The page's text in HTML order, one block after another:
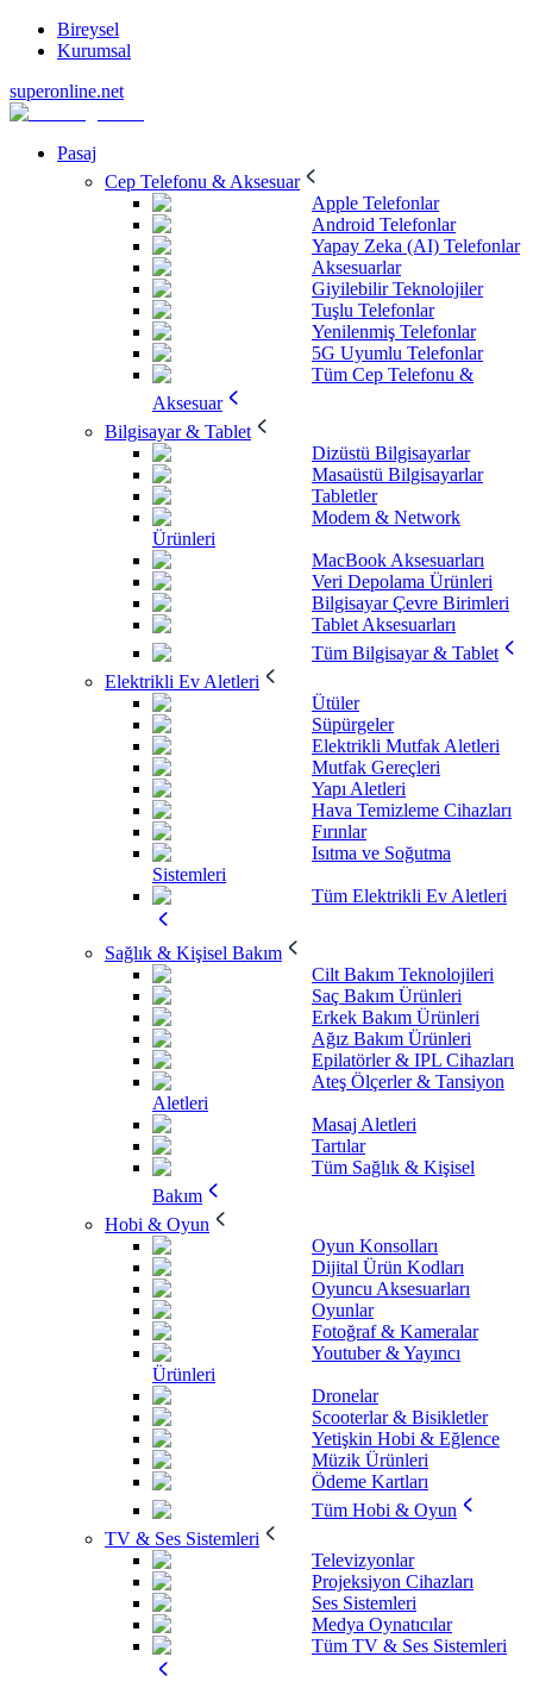
Bireysel
Kurumsal
superonline.net
Pasaj
Cep Telefonu & Aksesuar
Apple Telefonlar
Android Telefonlar
Yapay Zeka (AI) Telefonlar
Aksesuarlar
Giyilebilir Teknolojiler
Tuşlu Telefonlar
Yenilenmiş Telefonlar
5G Uyumlu Telefonlar
Tüm Cep Telefonu &
Aksesuar
Bilgisayar & Tablet
Dizüstü Bilgisayarlar
Masaüstü Bilgisayarlar
Tabletler
Modem & Network
Ürünleri
MacBook Aksesuarları
Veri Depolama Ürünleri
Bilgisayar Çevre Birimleri
Tablet Aksesuarları
Tüm Bilgisayar & Tablet
Elektrikli Ev Aletleri
Ütüler
Süpürgeler
Elektrikli Mutfak Aletleri
Mutfak Gereçleri
Yapı Aletleri
Hava Temizleme Cihazları
Fırınlar
Isıtma ve Soğutma
Sistemleri
Tüm Elektrikli Ev Aletleri
Sağlık & Kişisel Bakım
Cilt Bakım Teknolojileri
Saç Bakım Ürünleri
Erkek Bakım Ürünleri
Ağız Bakım Ürünleri
Epilatörler & IPL Cihazları
Ateş Ölçerler & Tansiyon
Aletleri
Masaj Aletleri
Tartılar
Tüm Sağlık & Kişisel
Bakım
Hobi & Oyun
Oyun Konsolları
Dijital Ürün Kodları
Oyuncu Aksesuarları
Oyunlar
Fotoğraf & Kameralar
Youtuber & Yayıncı
Ürünleri
Dronelar
Scooterlar & Bisikletler
Yetişkin Hobi & Eğlence
Müzik Ürünleri
Ödeme Kartları
Tüm Hobi & Oyun
TV & Ses Sistemleri
Televizyonlar
Projeksiyon Cihazları
Ses Sistemleri
Medya Oynatıcılar
Tüm TV & Ses Sistemleri